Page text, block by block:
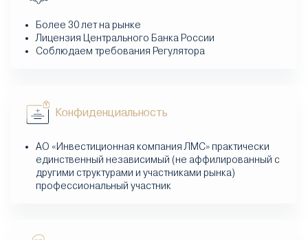
Более 30 лет на рынке
Лицензия Центрального Банка России
Соблюдаем требования Регулятора
Конфиденциальность
АО «Инвестиционная компания ЛМС» практически
единственный независимый (не аффилированный с
другими структурами и участниками рынка)
профессиональный участник